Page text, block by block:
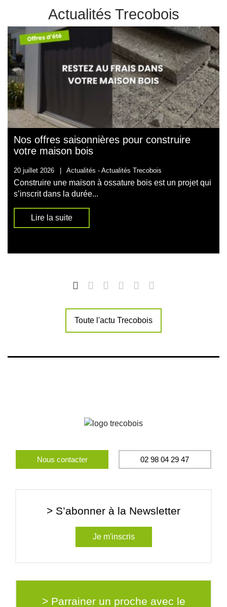
Actualités Trecobois
Nos offres saisonnières pour construire
votre maison bois
20 juillet 2026 | Actualités - Actualités Trecobois
Construire une maison à ossature bois est un projet qui
s’inscrit dans la durée...
Lire la suite
Toute l'actu Trecobois
Nous contacter 02 98 04 29 47
> S’abonner à la Newsletter
Je m'inscris
> Parrainer un proche avec le